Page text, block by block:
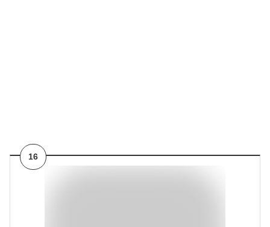
16